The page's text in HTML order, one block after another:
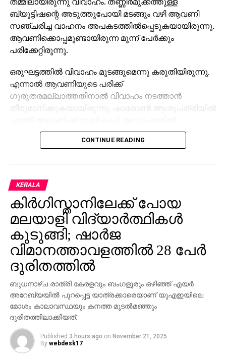
ബ്യൂട്ടിഷന്റെ അടുത്തുപോയി മടങ്ങും വഴി ആവണി
സഞ്ചരിച്ച വാഹനം അപകടത്തില്‍പ്പെടുകയായിരുന്നു.
ആവണിക്കൊപ്പമുണ്ടായിരുന്ന മൂന്ന് പേര്‍ക്കും
പരിക്കേറ്റിരുന്നു.
ഒരുഘട്ടത്തില്‍ വിവാഹം മുടങ്ങുമെന്നു കരുതിയിരുന്നു.
എന്നാല്‍ ആവണിയുടെ പരിക്ക്
ഗുരുതരമല്ലാത്തതിനാല്‍ വിവാഹം നടത്താന്‍
തീരുമാനിക്കുകയായിരുന്നു. ഷാരോണ്‍ ആശുപത്രിയില്‍
വിവാഹസദ്യയും ഒരുക്കി.
ആലപ്പുഴ ശക്തി ഓഡിറ്റോറിയത്തില്‍ ഇന്ന് ഉച്ചയ്ക്ക്
പരിക്കേല്‍ക്കുന്നത്. ആദ്യം കോട്ടയം മെഡിക്കല്‍
കോളേജ് ആശുപത്രിയിലാണ് ആവണിയെ
പ്രവേശിപ്പിച്ചത്. പിന്നീട് കൊച്ചിയിലെ സ്വകാര്യ
ആശുപത്രിയിലേക്ക് മാറ്റി. അപകട വിവരമറിഞ്ഞ്
ബന്ധുക്കള്‍ ആശുപത്രിയിലേക്ക് എത്തി.
വിവാഹം മാറ്റിവെയ്ക്കണമെന്ന അഭിപ്രായം
ഉയര്‍ന്നെങ്കിലും ആവണിക്ക് കാര്യമായ
പ്രശ്‌നങ്ങളില്ലെന്ന് ഡോക്ടര്‍മാര്‍ അറിയിച്ചതോടെ
ആശുപത്രിയില്‍വെച്ചുതന്നെ താലികെട്ടാന്‍
തീരുമാനിക്കുകയായിരുന്നു. ആവണിക്ക് നട്ടെല്ലിന്
പരിക്കുണ്ട്. കാലിന്റെ എല്ലിന് പൊട്ടലുമുണ്ട്. നാളെ
സര്‍ജറി നടത്താനാണ് തീരുമാനം. ആവണിക്കൊപ്പം
പരിക്കേറ്റവര്‍ നിലവില്‍ മെഡിക്കല്‍ കോളേജ്
ആശുപത്രിയില്‍ ചികിത്സയിലാണ്.
CONTINUE READING
KERALA
കിര്‍ഗിസ്താനിലേക്ക് പോയ
മലയാളി വിദ്യാര്‍ത്ഥികള്‍
കുടുങ്ങി; ഷാര്‍ജ
വിമാനത്താവളത്തില്‍ 28 പേര്‍
ദുരിതത്തില്‍
ബുധനാഴ്ച രാത്രി കേരളവും ബംഗളൂരും ഒഴിഞ്ഞ് എയര്‍
അറേബ്യയില്‍ പുറപ്പെട്ട യാത്രക്കാരെയാണ് യുഎഇയിലെ
മോശം കാലാവസ്ഥയും കനത്ത മൂടല്‍മഞ്ഞും
ദുരിതത്തിലാക്കിയത്.
Published 3 hours ago on November 21, 2025
By webdesk17